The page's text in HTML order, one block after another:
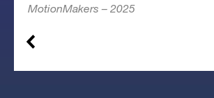
MotionMakers – 2025